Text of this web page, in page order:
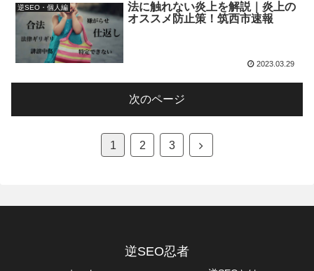
逆SEO・個人編
法に触れない炎上を解説｜炎上の
オススメ防止策！筑西市速報
2023.03.29
次のページ
1 2 3
逆SEO忍者